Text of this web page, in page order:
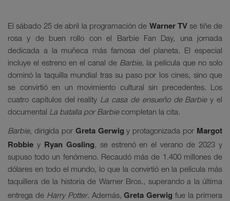
El sábado 25 de abril la programación de Warner TVse tiñe de
rosa y de buen rollo con el Barbie Fan Day, una jornada
dedicada a la muñeca más famosa del planeta. El especial
incluye el estreno en el canal de Barbie, la película que no solo
dominó la taquilla mundial tras su paso por los cines, sino que
se convirtió en un movimiento cultural sin precedentes. Los
cuatro capítulos del reality La casa de ensueño de Barbiey el
documental La batalla por Barbie completan la cita.
Barbie, dirigida por Greta Gerwigy protagonizada por Margot
Robbie y Ryan Gosling, se estrenó en el verano de 2023 y
supuso todo un fenómeno. Recaudó más de 1.400 millones de
dólares en todo el mundo, lo que la convirtió en la película más
taquillera de la historia de Warner Bros., superando a la última
entrega de Harry Potter. Además,Greta Gerwigfue la primera